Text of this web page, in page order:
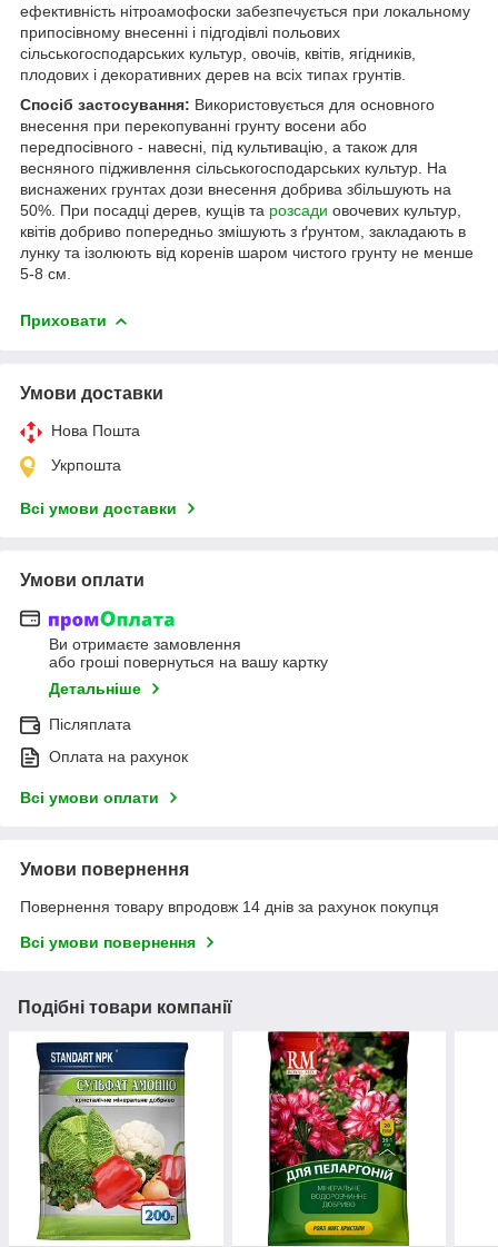
ефективність нітроамофоски забезпечується при локальному
припосівному внесенні і підгодівлі польових
сільськогосподарських культур, овочів, квітів, ягідників,
плодових і декоративних дерев на всіх типах грунтів.
Спосіб застосування: Використовується для основного
внесення при перекопуванні грунту восени або
передпосівного - навесні, під культивацію, а також для
весняного підживлення сільськогосподарських культур. На
виснажених грунтах дози внесення добрива збільшують на
50%. При посадці дерев, кущів та розсади овочевих культур,
квітів добриво попередньо змішують з ґрунтом, закладають в
лунку та ізолюють від коренів шаром чистого грунту не менше
5-8 см.
Приховати
Умови доставки
Нова Пошта
Укрпошта
Всі умови доставки
Умови оплати
Ви отримаєте замовлення
або гроші повернуться на вашу картку
Детальніше
Післяплата
Оплата на рахунок
Всі умови оплати
Умови повернення
Повернення товару впродовж 14 днів за рахунок покупця
Всі умови повернення
Подібні товари компанії